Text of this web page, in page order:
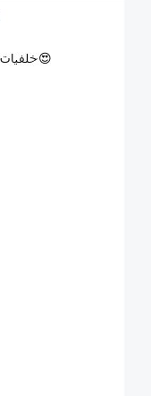
خلفيات ومقاطع جديده وحصريه 📺 وشوي قصيد😍